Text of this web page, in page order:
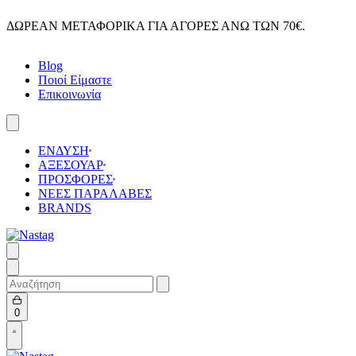
to
ΔΩΡΕΑΝ ΜΕΤΑΦΟΡΙΚΑ ΓΙΑ ΑΓΟΡΕΣ ΑΝΩ ΤΩΝ 70€.
Blog
Ποιοί Είμαστε
Επικοινωνία
ΕΝΔΥΣΗ
ΑΞΕΣΟΥΑΡ
ΠΡΟΣΦΟΡΕΣ
ΝΕΕΣ ΠΑΡΑΛΑΒΕΣ
BRANDS
Search
for:
0Open
cart
Open
details